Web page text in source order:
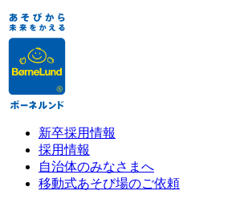
新卒採用情報
採用情報
自治体のみなさまへ
移動式あそび場のご依頼